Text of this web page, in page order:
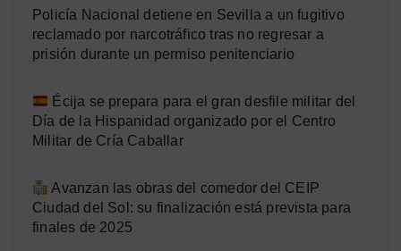
Policía Nacional detiene en Sevilla a un fugitivo
reclamado por narcotráfico tras no regresar a
prisión durante un permiso penitenciario
Écija se prepara para el gran desfile militar del
Día de la Hispanidad organizado por el Centro
Militar de Cría Caballar
Avanzan las obras del comedor del CEIP
Ciudad del Sol: su finalización está prevista para
finales de 2025